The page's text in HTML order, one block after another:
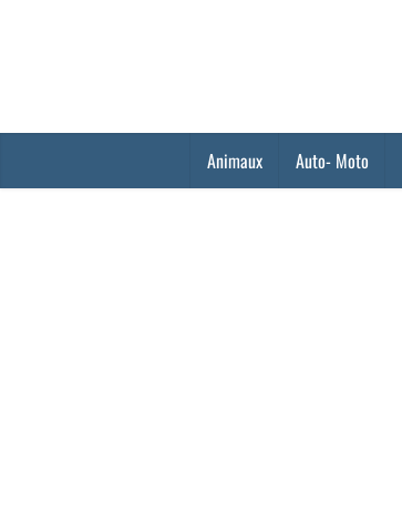
Animaux Auto- Moto